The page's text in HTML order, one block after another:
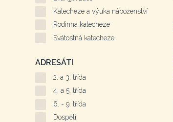
Katecheze a výuka náboženství
Rodinná katecheze
Svátostná katecheze
ADRESÁTI
2. a 3. třída
4. a 5. třída
6. - 9. třída
Dospělí